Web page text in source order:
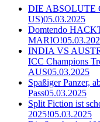
DIE ABSOLUTE
US)05.03.2025
Domtendo
MARIO!
INDIA VS
ICC Champions
AUS05.03.2025
Spaßiger Panzer,
Pass05.03.2025
Split Fiction ist
2025!05.03.2025